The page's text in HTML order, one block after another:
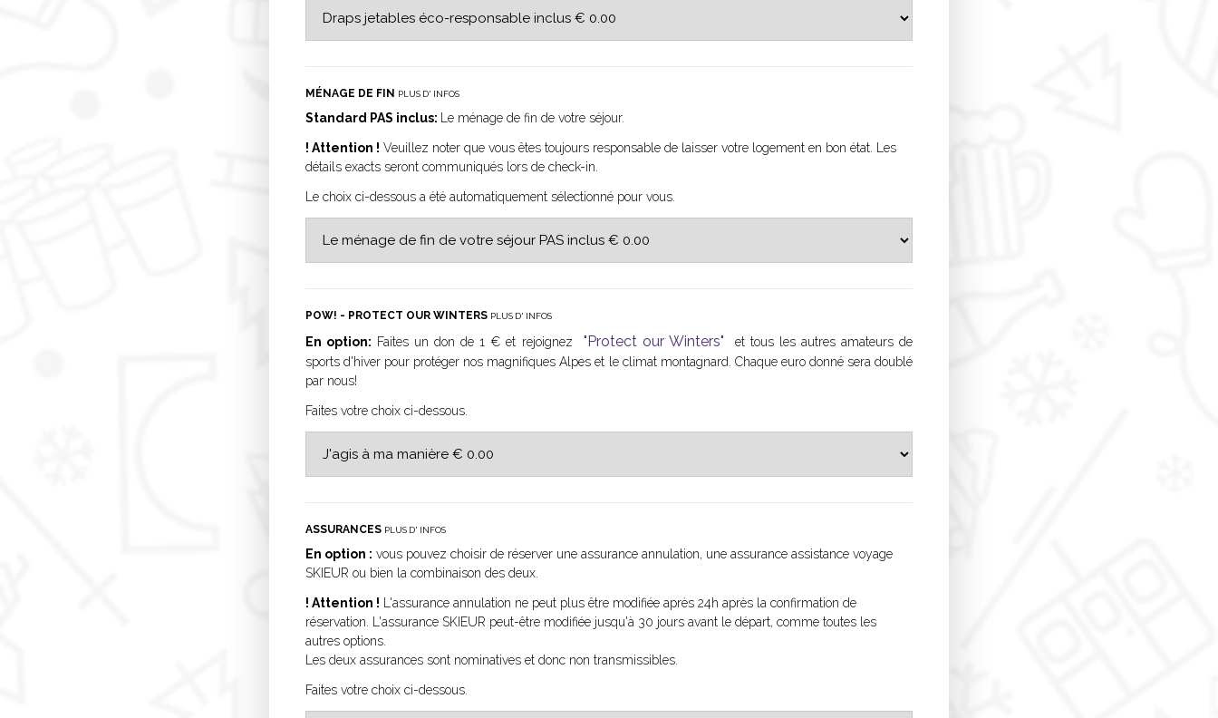
MÉNAGE DE FIN PLUS D' INFOS
Standard PAS inclus: Le ménage de fin de votre séjour.
! Attention ! Veuillez noter que vous êtes toujours responsable de laisser votre logement en bon état. Les
détails exacts seront communiqués lors de check-in.
Le choix ci-dessous a été automatiquement sélectionné pour vous.
POW! - PROTECT OUR WINTERS PLUS D' INFOS
En option: Faites un don de 1 € et rejoignez "Protect our Winters"
et tous les autres amateurs de
sports d'hiver pour protéger nos magnifiques Alpes et le climat montagnard. Chaque euro donné sera doublé
par nous!
Faites votre choix ci-dessous.
ASSURANCES PLUS D' INFOS
En option : vous pouvez choisir de réserver une assurance annulation, une assurance assistance voyage
SKIEUR ou bien la combinaison des deux.
! Attention ! L'assurance annulation ne peut plus être modifiée après 24h après la confirmation de
réservation. L'assurance SKIEUR peut-être modifiée jusqu'à 30 jours avant le départ, comme toutes les
autres options.
Les deux assurances sont nominatives et donc non transmissibles.
Faites votre choix ci-dessous.